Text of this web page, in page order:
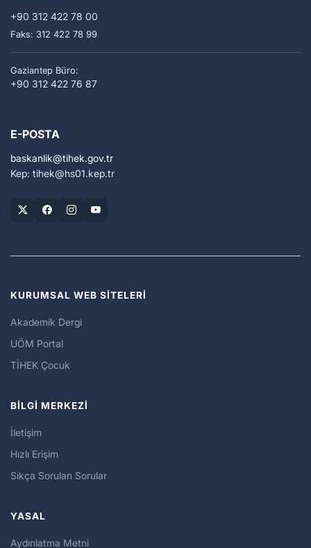
+90 312 422 78 00
Faks: 312 422 78 99
Gaziantep Büro:
+90 312 422 76 87
E-POSTA
baskanlik tihek.gov.tr
Kep: tihek hs01.kep.tr
KURUMSAL WEB SİTELERİ
Akademik Dergi
UÖM Portal
TİHEK Çocuk
BİLGİ MERKEZİ
İletişim
Hızlı Erişim
Sıkça Sorulan Sorular
YASAL
Aydınlatma Metni